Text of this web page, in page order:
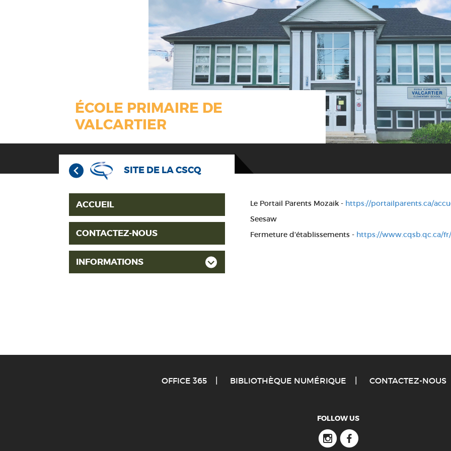
ÉCOLE PRIMAIRE DE
VALCARTIER
SITE DE LA CSCQ
ACCUEIL
CONTACTEZ-NOUS
INFORMATIONS
Le Portail Parents Mozaik - https://portailparents.ca/
Seesaw
Fermeture d'établissements - https://www.cqsb.qc.ca/
OFFICE 365 BIBLIOTHÈQUE NUMÉRIQUE CONTACTEZ-NOUS
FOLLOW US
InstagramFacebook